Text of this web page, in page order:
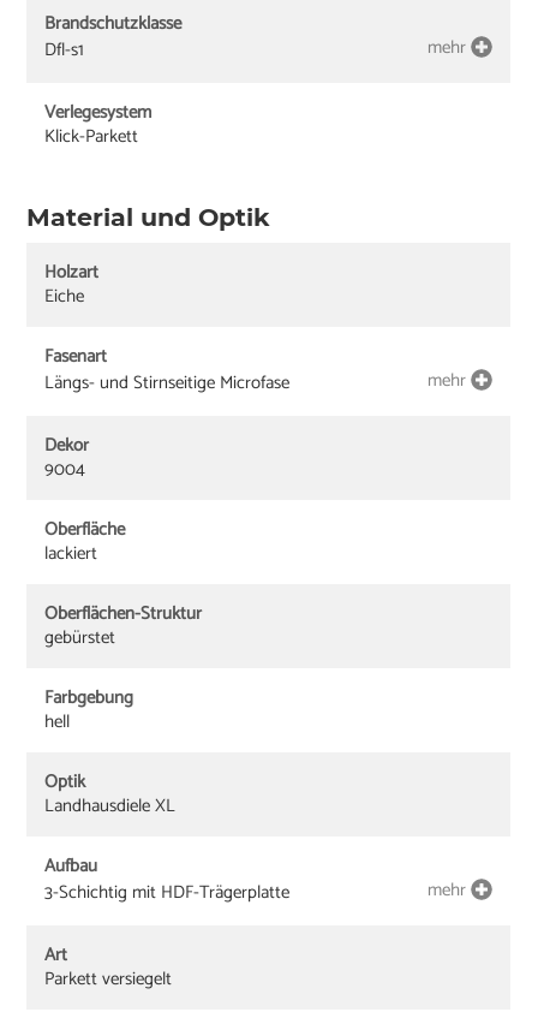
Brandschutzklasse
Dfl-s1
mehr
Verlegesystem
Klick-Parkett
Material und Optik
Holzart
Eiche
Fasenart
Längs- und Stirnseitige Microfase
mehr
Dekor
9004
Oberfläche
lackiert
Oberflächen-Struktur
gebürstet
Farbgebung
hell
Optik
Landhausdiele XL
Aufbau
3-Schichtig mit HDF-Trägerplatte
mehr
Art
Parkett versiegelt